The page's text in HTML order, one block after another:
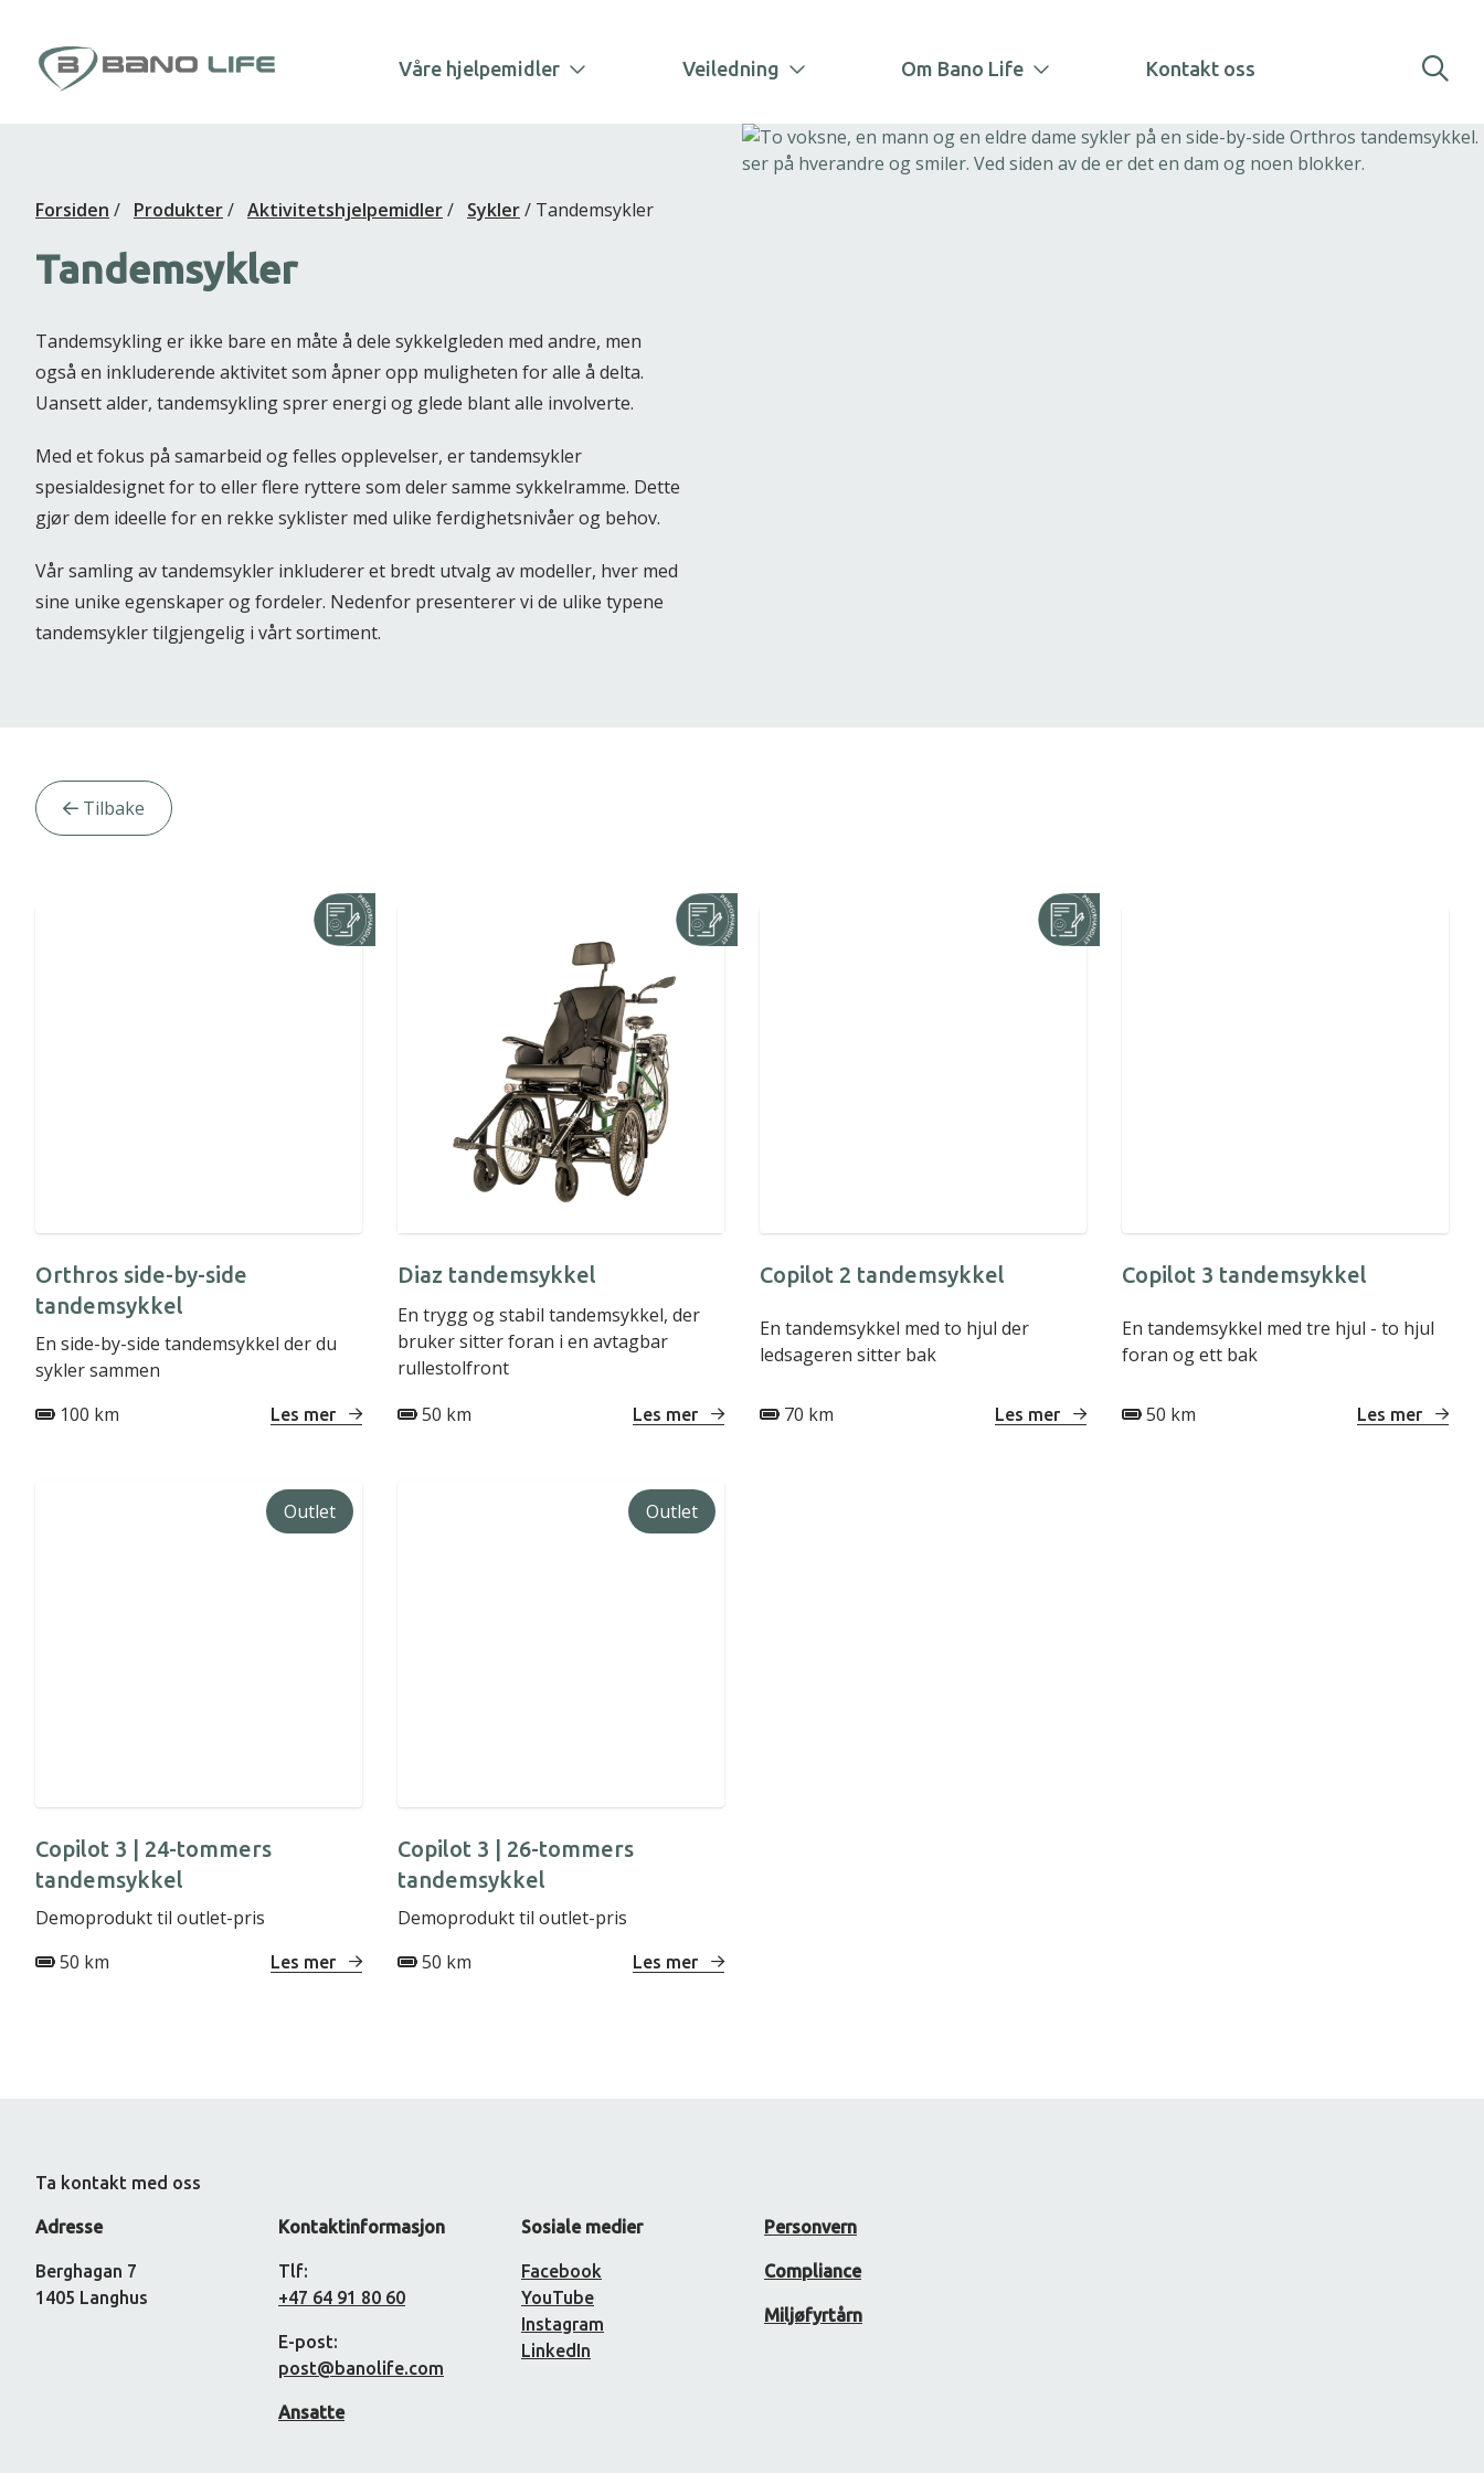
Våre hjelpemidler Veiledning Om Bano Life Kontakt oss
Forsiden / Produkter/ Aktivitetshjelpemidler/ Sykler/ Tandemsykler
Tandemsykler
Tandemsykling er ikke bare en måte å dele sykkelgleden med andre, men
også en inkluderende aktivitet som åpner opp muligheten for alle å delta.
Uansett alder, tandemsykling sprer energi og glede blant alle involverte.
Med et fokus på samarbeid og felles opplevelser, er tandemsykler
spesialdesignet for to eller flere ryttere som deler samme sykkelramme. Dette
gjør dem ideelle for en rekke syklister med ulike ferdighetsnivåer og behov.
Vår samling av tandemsykler inkluderer et bredt utvalg av modeller, hver med
sine unike egenskaper og fordeler. Nedenfor presenterer vi de ulike typene
tandemsykler tilgjengelig i vårt sortiment.
Artikler
Tilbake
Orthros side-by-side
tandemsykkel
En side-by-side tandemsykkel der du
sykler sammen
100 km
Les mer
Diaz tandemsykkel
En trygg og stabil tandemsykkel, der
bruker sitter foran i en avtagbar
rullestolfront
50 km
Les mer
Copilot 2 tandemsykkel
En tandemsykkel med to hjul der
ledsageren sitter bak
70 km Les mer
Copilot 3 tandemsykkel
En tandemsykkel med tre hjul - to hjul
foran og ett bak
50 km Les mer
Outlet
Copilot 3 | 24-tommers
tandemsykkel
Demoprodukt til outlet-pris
50 km
Les mer
Outlet
Copilot 3 | 26-tommers
tandemsykkel
Demoprodukt til outlet-pris
50 km
Les mer
Ta kontakt med oss
Adresse
Berghagan 7
1405 Langhus
Kontaktinformasjon
Tlf:
+47 64 91 80 60
E-post:
post@banolife.com
Ansatte
Sosiale medier
Facebook
YouTube
Instagram
LinkedIn
Personvern
Compliance
Miljøfyrtårn